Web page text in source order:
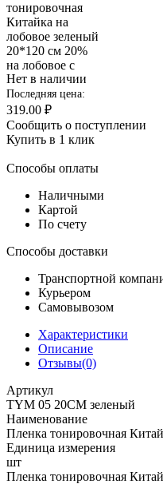
Нет в наличии
Последняя цена:
319.00 ₽
Сообщить о поступлении
Купить в 1 клик
Способы оплаты
Наличными
Картой
По счету
Способы доставки
Транспортной
Курьером
Самовывозом
Характеристики
Описание
Отзывы(0)
Артикул
TYM 05 20CM зеленый
Наименование
Пленка тонировочная
Единица измерения
шт
Пленка тонировочная